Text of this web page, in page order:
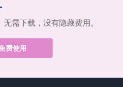
需下载，没有隐藏费用。
费使用